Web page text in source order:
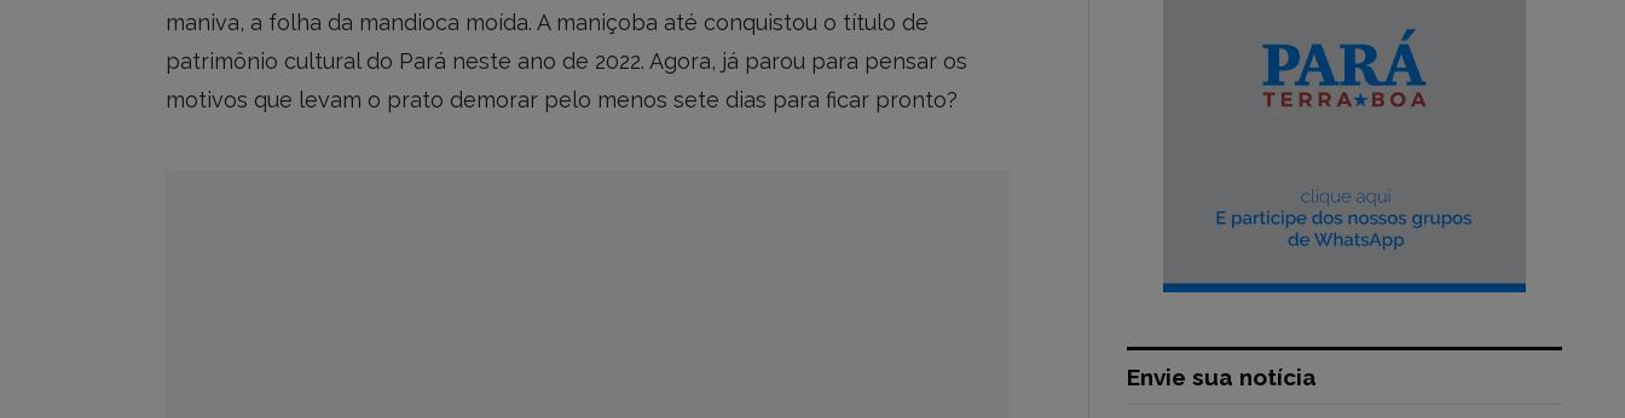
maniva, a folha da mandioca moída. A maniçoba até conquistou o título de
patrimônio cultural do Pará neste ano de 2022. Agora, já parou para pensar os
motivos que levam o prato demorar pelo menos sete dias para ficar pronto?
Envie sua notícia